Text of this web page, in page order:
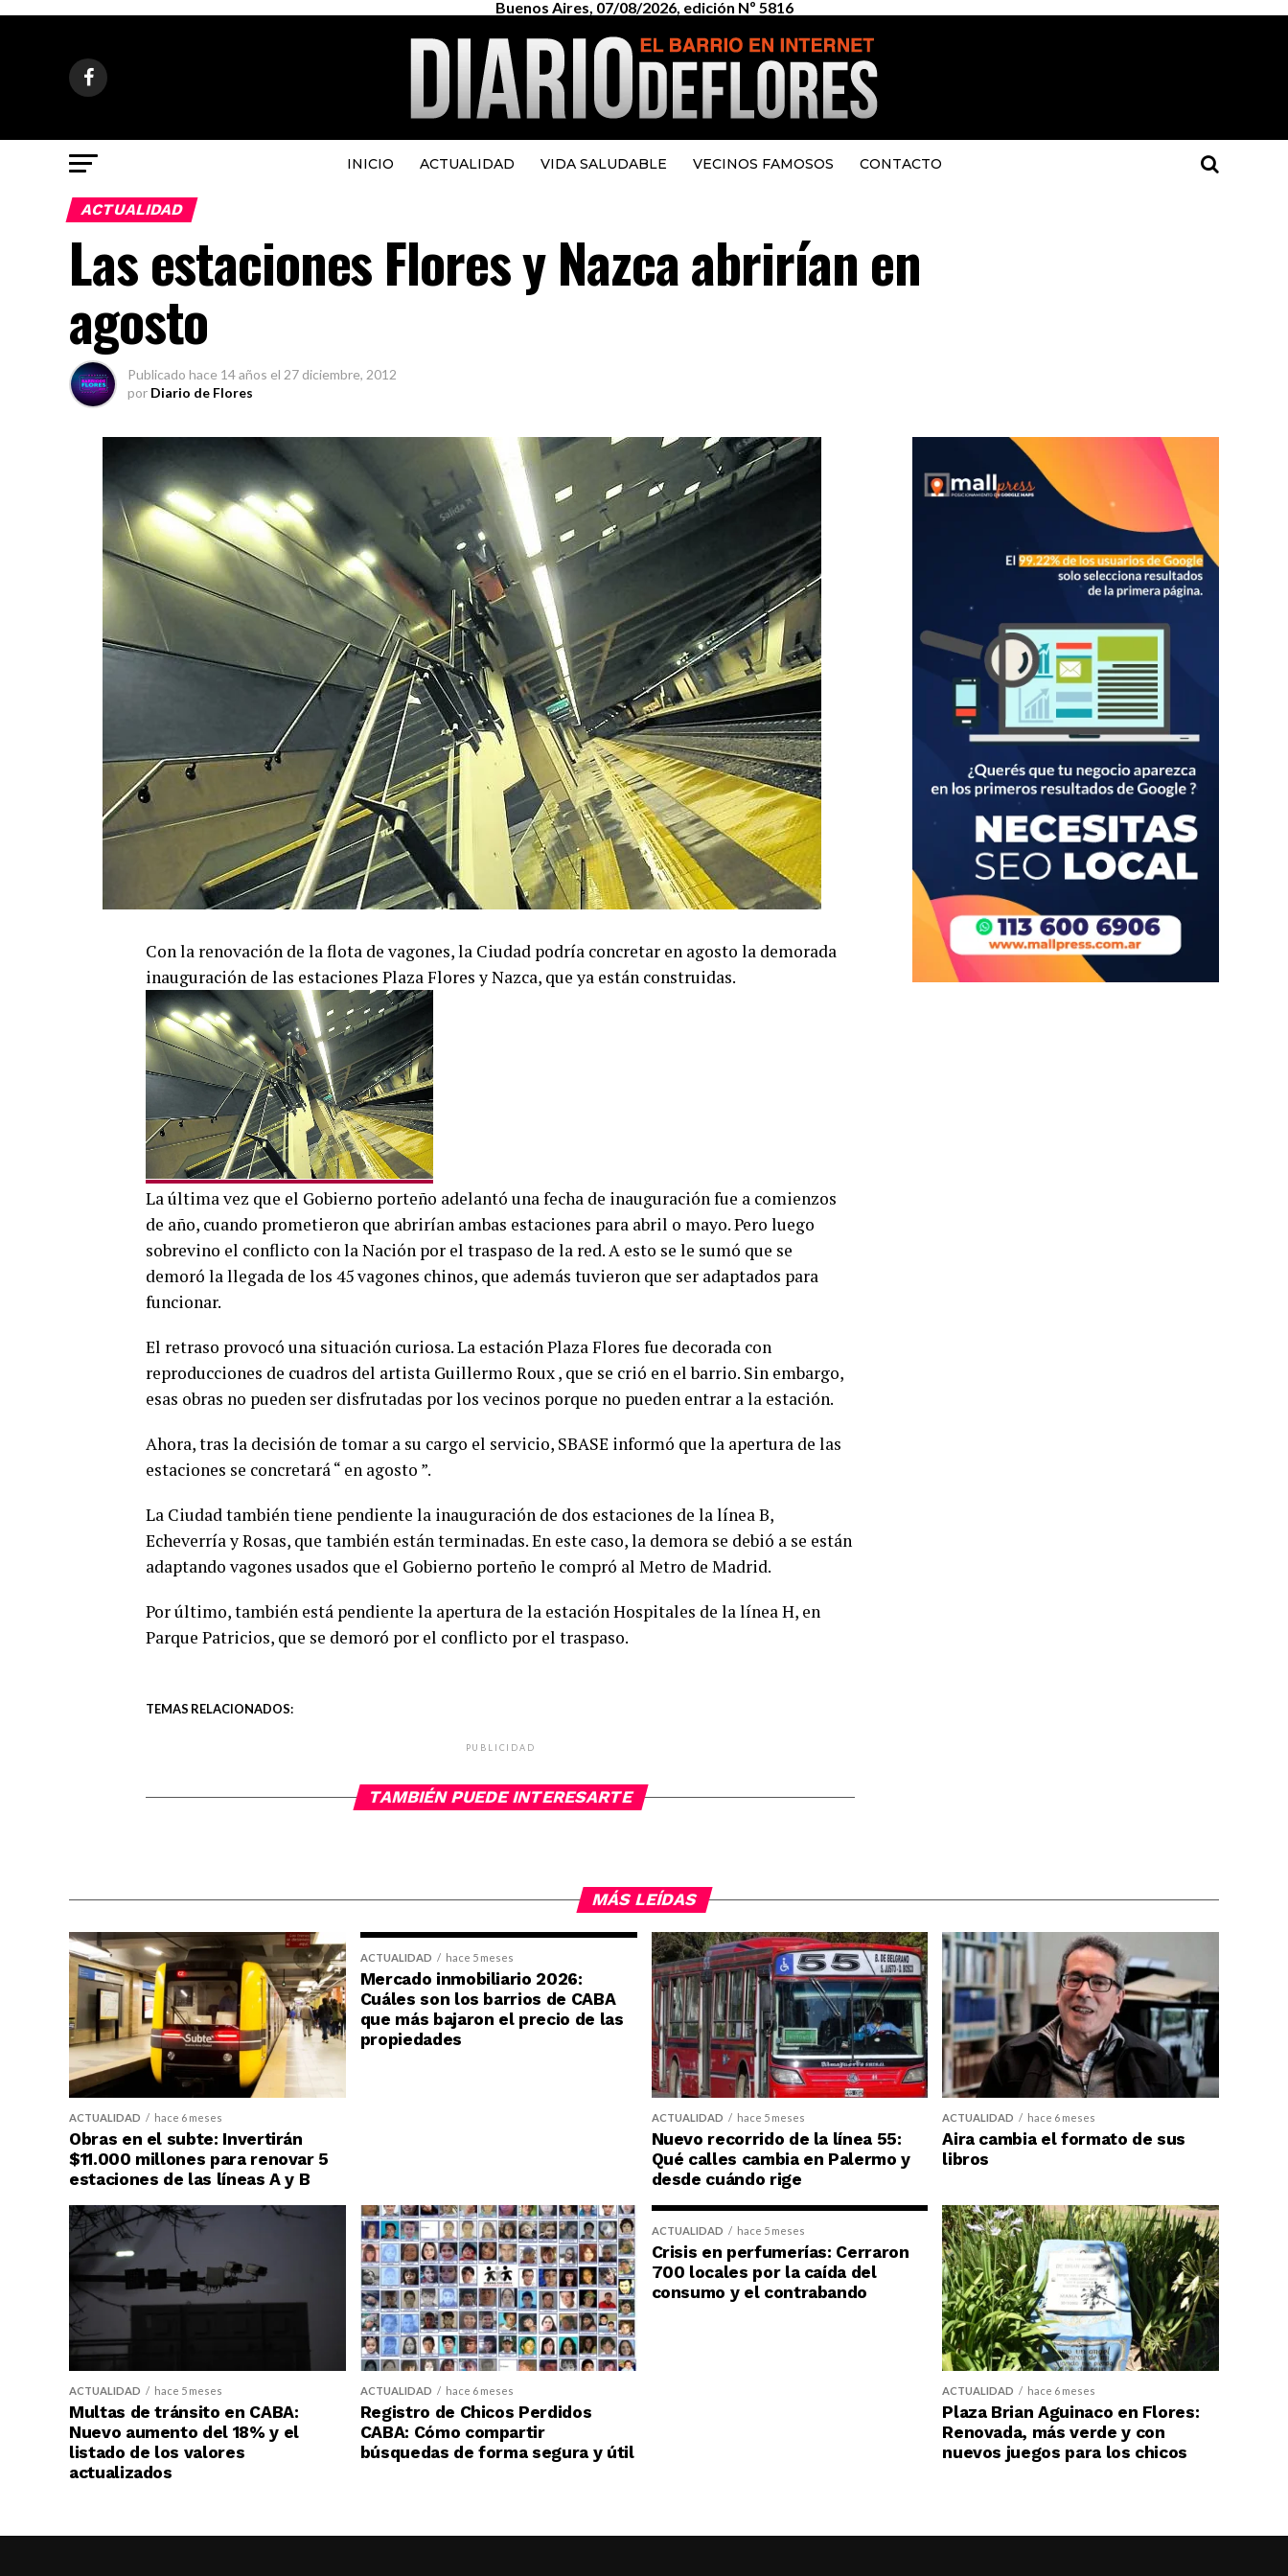
Buenos Aires, 07/08/2026, edición Nº 5816
INICIO ACTUALIDAD VIDA SALUDABLE VECINOS FAMOSOS CONTACTO
ACTUALIDAD
Las estaciones Flores y Nazca abrirían en
agosto
Publicado hace 14 años el 27 diciembre, 2012
por Diario de Flores
Con la renovación de la flota de vagones, la Ciudad podría concretar en agosto la demorada
inauguración de las estaciones Plaza Flores y Nazca, que ya están construidas.
La última vez que el Gobierno porteño adelantó una fecha de inauguración fue a comienzos
de año, cuando prometieron que abrirían ambas estaciones para abril o mayo. Pero luego
sobrevino el conflicto con la Nación por el traspaso de la red. A esto se le sumó que se
demoró la llegada de los 45 vagones chinos, que además tuvieron que ser adaptados para
funcionar.
El retraso provocó una situación curiosa. La estación Plaza Flores fue decorada con
reproducciones de cuadros del artista Guillermo Roux , que se crió en el barrio. Sin embargo,
esas obras no pueden ser disfrutadas por los vecinos porque no pueden entrar a la estación.
Ahora, tras la decisión de tomar a su cargo el servicio, SBASE informó que la apertura de las
estaciones se concretará “ en agosto ”.
La Ciudad también tiene pendiente la inauguración de dos estaciones de la línea B,
Echeverría y Rosas, que también están terminadas. En este caso, la demora se debió a se están
adaptando vagones usados que el Gobierno porteño le compró al Metro de Madrid.
Por último, también está pendiente la apertura de la estación Hospitales de la línea H, en
Parque Patricios, que se demoró por el conflicto por el traspaso.
TEMAS RELACIONADOS:
PUBLICIDAD
TAMBIÉN PUEDE INTERESARTE
MÁS LEÍDAS
ACTUALIDAD hace 6 meses
Obras en el subte: Invertirán
$11.000 millones para renovar 5
estaciones de las líneas A y B
ACTUALIDAD hace 5 meses
Mercado inmobiliario 2026:
Cuáles son los barrios de CABA
que más bajaron el precio de las
propiedades
ACTUALIDAD hace 5 meses
Nuevo recorrido de la línea 55:
Qué calles cambia en Palermo y
desde cuándo rige
ACTUALIDAD hace 6 meses
Aira cambia el formato de sus
libros
ACTUALIDAD hace 5 meses
Multas de tránsito en CABA:
Nuevo aumento del 18% y el
listado de los valores
actualizados
ACTUALIDAD hace 6 meses
Registro de Chicos Perdidos
CABA: Cómo compartir
búsquedas de forma segura y útil
ACTUALIDAD hace 5 meses
Crisis en perfumerías: Cerraron
700 locales por la caída del
consumo y el contrabando
ACTUALIDAD hace 6 meses
Plaza Brian Aguinaco en Flores:
Renovada, más verde y con
nuevos juegos para los chicos